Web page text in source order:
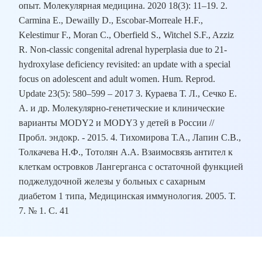
опыт. Молекулярная медицина. 2020 18(3): 11–19. 2.
Carmina E., Dewailly D., Escobar-Morreale H.F.,
Kelestimur F., Moran C., Oberfield S., Witchel S.F., Azziz
R. Non-classic congenital adrenal hyperplasia due to 21-
hydroxylase deficiency revisited: an update with a special
focus on adolescent and adult women. Hum. Reprod.
Update 23(5): 580–599 – 2017 3. Кураева Т. Л., Сечко Е.
А. и др. Молекулярно-генетические и клинические
варианты MODY2 и MODY3 у детей в России //
Пробл. эндокр. - 2015. 4. Тихомирова Т.А., Лапин С.В.,
Толкачева Н.Ф., Тотолян А.А. Взаимосвязь антител к
клеткам островков Лангерганса с остаточной функцией
поджелудочной железы у больных с сахарным
диабетом 1 типа, Медицинская иммунология. 2005. Т.
7. № 1. С. 41